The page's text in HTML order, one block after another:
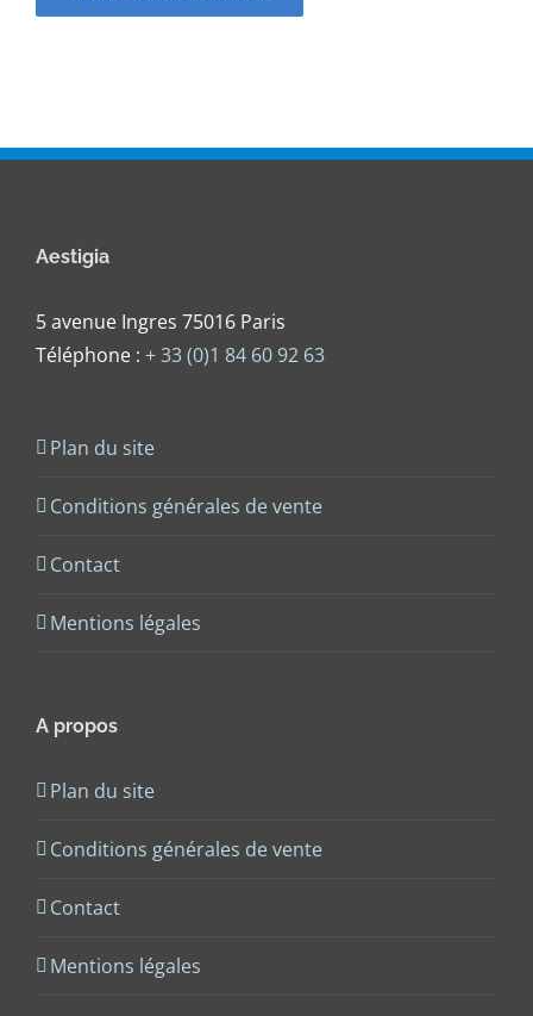
Aestigia
5 avenue Ingres 75016 Paris
Téléphone : + 33 (0)1 84 60 92 63
Plan du site
Conditions générales de vente
Contact
Mentions légales
A propos
Plan du site
Conditions générales de vente
Contact
Mentions légales